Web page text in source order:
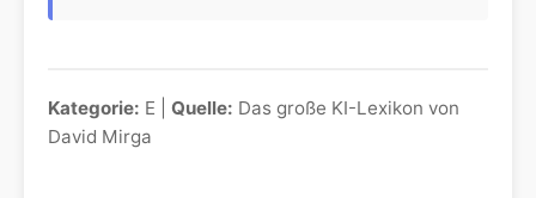
Kategorie: E | Quelle: Das große KI-Lexikon von
David Mirga